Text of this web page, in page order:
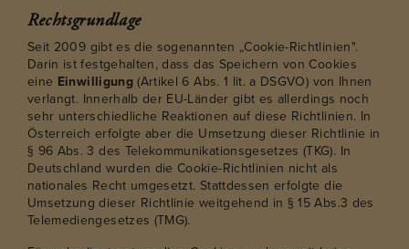
Rechtsgrundlage
Seit 2009 gibt es die sogenannten „Cookie-Richtlinien".
Darin ist festgehalten, dass das Speichern von Cookies
eine Einwilligung(Artikel 6 Abs. 1 lit. a DSGVO) von Ihnen
verlangt. Innerhalb der EU-Länder gibt es allerdings noch
sehr unterschiedliche Reaktionen auf diese Richtlinien. In
Österreich erfolgte aber die Umsetzung dieser Richtlinie in
§ 96 Abs. 3 des Telekommunikationsgesetzes (TKG). In
Deutschland wurden die Cookie-Richtlinien nicht als
nationales Recht umgesetzt. Stattdessen erfolgte die
Umsetzung dieser Richtlinie weitgehend in § 15 Abs.3 des
Telemediengesetzes (TMG).